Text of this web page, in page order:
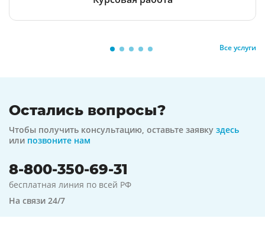
Все услуги
Остались вопросы?
Чтобы получить консультацию, оставьте заявку здесь
или позвоните нам
8-800-350-69-31
бесплатная линия по всей РФ
На связи 24/7